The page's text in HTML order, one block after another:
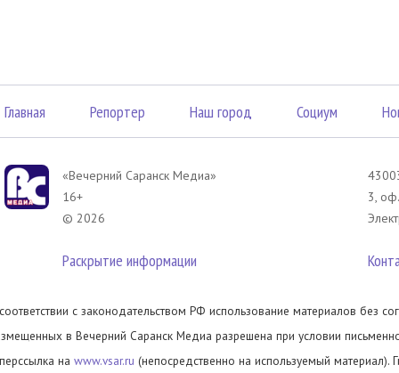
Главная Репортер Наш город Социум
«Вечерний Саранск Mедиа»
16+
© 2026
Раскрытие информации
3,
с законодательством РФ использование материалов без
в Вечерний Саранск Медиа разрешена при условии
на www.vsar.ru (непосредственно на используемый материал).